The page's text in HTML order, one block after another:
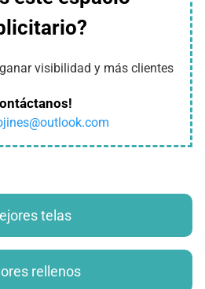
visibilidad y más clientes
telas
rellenos